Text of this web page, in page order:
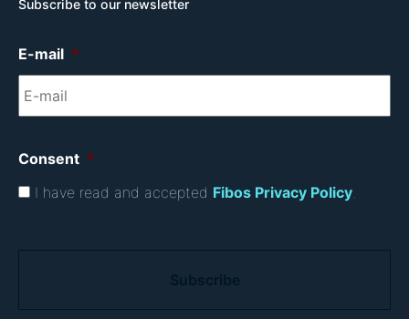
Subscribe to our newsletter
E-mail *
Consent *
I have read and accepted Fibos Privacy Policy.